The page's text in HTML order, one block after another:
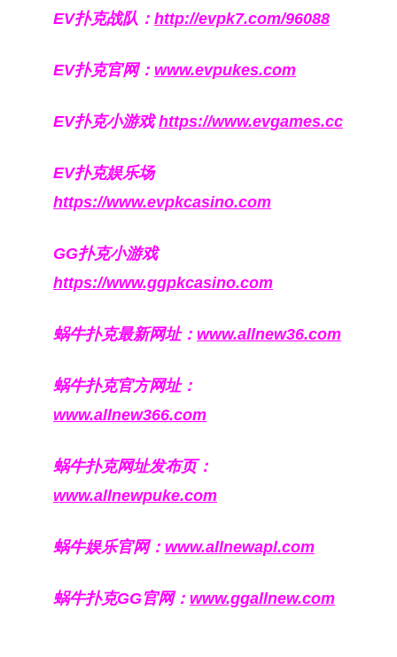
EV扑克战队： http://evpk7.com/96088
EV扑克官网： www.evpukes.com
EV扑克小游戏https://www.evgames.cc
EV扑克娱乐场
https://www.evpkcasino.com
GG扑克小游戏
https://www.ggpkcasino.com
蜗牛扑克最新网址： www.allnew36.com
蜗牛扑克官方网址：
www.allnew366.com
蜗牛扑克网址发布页：
www.allnewpuke.com
蜗牛娱乐官网： www.allnewapl.com
蜗牛扑克GG官网： www.ggallnew.com